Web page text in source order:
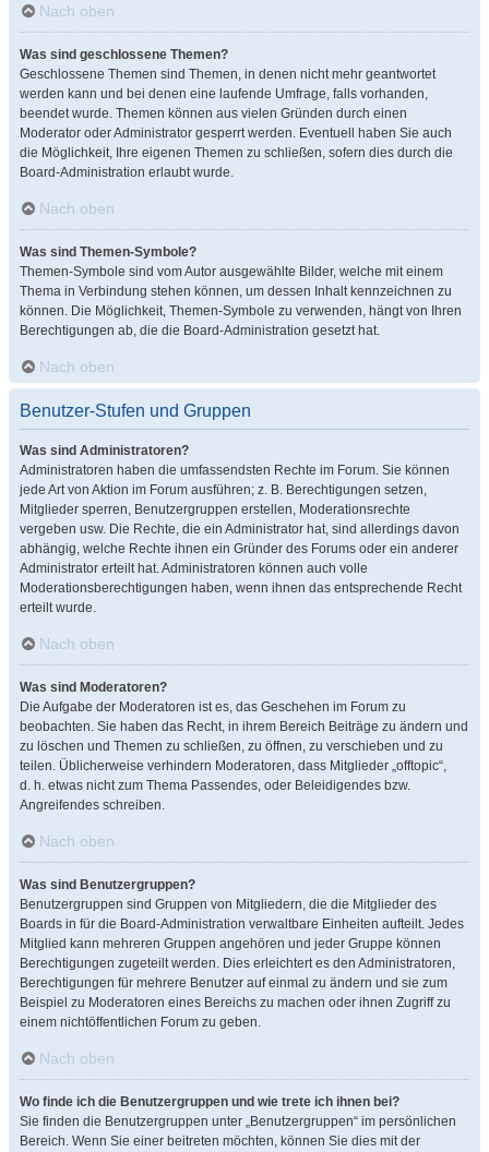
Nach oben
Was sind geschlossene Themen?
Geschlossene Themen sind Themen, in denen nicht mehr geantwortet
werden kann und bei denen eine laufende Umfrage, falls vorhanden,
beendet wurde. Themen können aus vielen Gründen durch einen
Moderator oder Administrator gesperrt werden. Eventuell haben Sie auch
die Möglichkeit, Ihre eigenen Themen zu schließen, sofern dies durch die
Board-Administration erlaubt wurde.
Nach oben
Was sind Themen-Symbole?
Themen-Symbole sind vom Autor ausgewählte Bilder, welche mit einem
Thema in Verbindung stehen können, um dessen Inhalt kennzeichnen zu
können. Die Möglichkeit, Themen-Symbole zu verwenden, hängt von Ihren
Berechtigungen ab, die die Board-Administration gesetzt hat.
Nach oben
Benutzer-Stufen und Gruppen
Was sind Administratoren?
Administratoren haben die umfassendsten Rechte im Forum. Sie können
jede Art von Aktion im Forum ausführen; z. B. Berechtigungen setzen,
Mitglieder sperren, Benutzergruppen erstellen, Moderationsrechte
vergeben usw. Die Rechte, die ein Administrator hat, sind allerdings davon
abhängig, welche Rechte ihnen ein Gründer des Forums oder ein anderer
Administrator erteilt hat. Administratoren können auch volle
Moderationsberechtigungen haben, wenn ihnen das entsprechende Recht
erteilt wurde.
Nach oben
Was sind Moderatoren?
Die Aufgabe der Moderatoren ist es, das Geschehen im Forum zu
beobachten. Sie haben das Recht, in ihrem Bereich Beiträge zu ändern und
zu löschen und Themen zu schließen, zu öffnen, zu verschieben und zu
teilen. Üblicherweise verhindern Moderatoren, dass Mitglieder „offtopic“,
d. h. etwas nicht zum Thema Passendes, oder Beleidigendes bzw.
Angreifendes schreiben.
Nach oben
Was sind Benutzergruppen?
Benutzergruppen sind Gruppen von Mitgliedern, die die Mitglieder des
Boards in für die Board-Administration verwaltbare Einheiten aufteilt. Jedes
Mitglied kann mehreren Gruppen angehören und jeder Gruppe können
Berechtigungen zugeteilt werden. Dies erleichtert es den Administratoren,
Berechtigungen für mehrere Benutzer auf einmal zu ändern und sie zum
Beispiel zu Moderatoren eines Bereichs zu machen oder ihnen Zugriff zu
einem nichtöffentlichen Forum zu geben.
Nach oben
Wo finde ich die Benutzergruppen und wie trete ich ihnen bei?
Sie finden die Benutzergruppen unter „Benutzergruppen“ im persönlichen
Bereich. Wenn Sie einer beitreten möchten, können Sie dies mit der